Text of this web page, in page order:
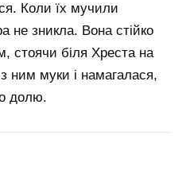
Коли їх мучили
не зникла. Вона стійко
стоячи біля Хреста на
ним муки і намагалася,
долю.